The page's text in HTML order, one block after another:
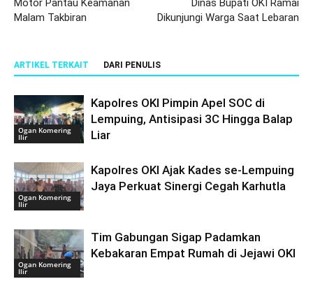
Motor Pantau Keamanan
Malam Takbiran
Dinas Bupati OKI Ramai
Dikunjungi Warga Saat Lebaran
ARTIKEL TERKAIT DARI PENULIS
Ogan Komering
Ilir
Kapolres OKI Pimpin Apel SOC di
Lempuing, Antisipasi 3C Hingga Balap
Liar
Ogan Komering
Ilir
Kapolres OKI Ajak Kades se-Lempuing
Jaya Perkuat Sinergi Cegah Karhutla
Ogan Komering
Ilir
Tim Gabungan Sigap Padamkan
Kebakaran Empat Rumah di Jejawi OKI